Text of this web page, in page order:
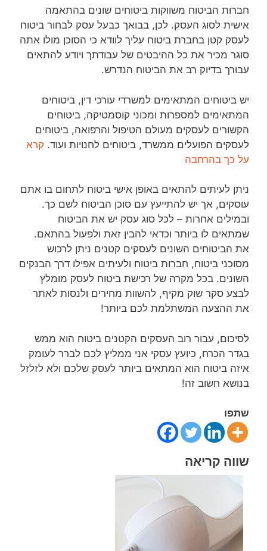
חברות הביטוח משווקות ביטוחים שונים בהתאמה
אישית לסוג העסק. לכן, בבואך כבעל עסק לבחור ביטוח
לעסק קטן בחברת ביטוח עליך לוודא כי הסוכן מולו אתה
סוגר מכיר את כל ההיבטים של עבודתך ויודע להתאים
עבורך בדיוק רב את הביטוח הנדרש.
יש ביטוחים המתאימים למשרדי עורכי דין, ביטוחים
המתאימים למספרות ומכוני קוסמטיקה, ביטוחים
הקשורים לעסקים מעולם הטיפול והרפואה, ביטוחים
לעסקים הפועלים ממשרד, ביטוחים לחנויות ועוד. קרא
על כך בהרחבה
ניתן לעיתים להתאים באופן אישי ביטוח לתחום בו אתם
עוסקים, אך יש להתייעץ עם סוכן הביטוח לשם כך.
ובמילים אחרות – לכל סוג עסק יש את הביטוח
שמתאים לו ביותר וכדאי להבין זאת ולפעול בהתאם.
את הביטוחים השונים לעסקים קטנים ניתן לרכוש
מסוכני ביטוח, חברות ביטוח ולעיתים אפילו דרך הבנקים
השונים. בכל מקרה של רכישת ביטוח לעסק מומלץ
לבצע סקר שוק מקיף, להשוות מחירים ולנסות לאתר
את ההצעה המשתלמת לכם ביותר!
לסיכום, עבור רוב העסקים הקטנים ביטוח הוא ממש
בגדר הכרח, כיועץ עסקי אני ממליץ לכם לברר לעומק
איזה ביטוח הוא המתאים ביותר לעסק שלכם ולא לזלזל
בנושא חשוב זה!
שתפו
שווה קריאה